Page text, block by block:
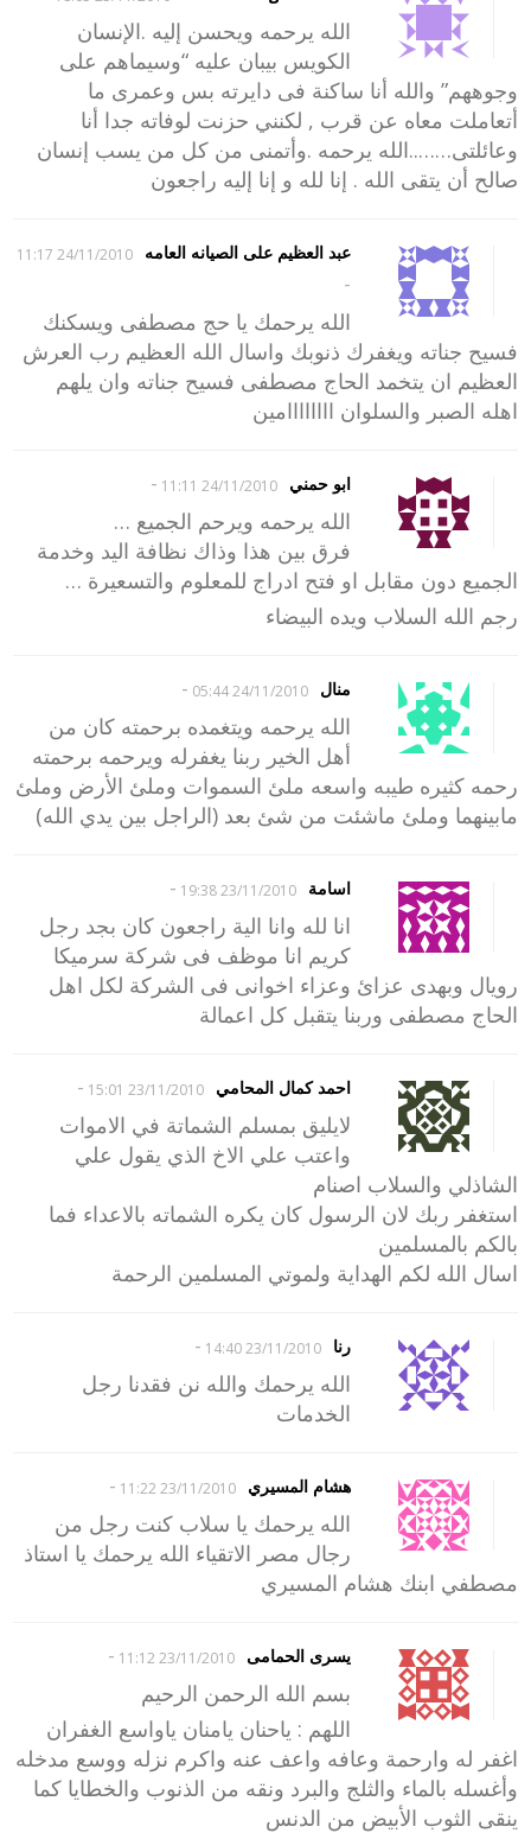
الله يرحمه ويحسن إليه .الإنسان
الكويس بيبان عليه “وسيماهم على
وجوههم” والله أنا ساكنة فى دايرته بس وعمرى ما
أتعاملت معاه عن قرب , لكنني حزنت لوفاته جدا أنا
وعائلتى……..الله يرحمه .وأتمنى من كل من يسب إنسان
صالح أن يتقى الله . إنا لله و إنا إليه راجعون
عبد العظيم على الصيانه العامه 24/11/2010 11:17
-
الله يرحمك يا حج مصطفى ويسكنك
فسيح جناته ويغفرك ذنوبك واسال الله العظيم رب العرش
العظيم ان يتخمد الحاج مصطفى فسيح جناته وان يلهم
اهله الصبر والسلوان اااااااامين
ابو حمني 24/11/2010 11:11
-
الله يرحمه ويرحم الجميع …
فرق بين هذا وذاك نظافة اليد وخدمة
الجميع دون مقابل او فتح ادراج للمعلوم والتسعيرة …
رجم الله السلاب ويده البيضاء
منال 24/11/2010 05:44
-
الله يرحمه ويتغمده برحمته كان من
أهل الخير ربنا يغفرله ويرحمه برحمته
رحمه كثيره طيبه واسعه ملئ السموات وملئ الأرض وملئ
مابينهما وملئ ماشئت من شئ بعد (الراجل بين يدي الله)
اسامة 23/11/2010 19:38
-
انا لله وانا الية راجعون كان بجد رجل
كريم انا موظف فى شركة سرميكا
رويال وبهدى عزائ وعزاء اخوانى فى الشركة لكل اهل
الحاج مصطفى وربنا يتقبل كل اعمالة
احمد كمال المحامي 23/11/2010 15:01
-
لايليق بمسلم الشماتة في الاموات
واعتب علي الاخ الذي يقول علي
الشاذلي والسلاب اصنام
استغفر ربك لان الرسول كان يكره الشماته بالاعداء فما
بالكم بالمسلمين
اسال الله لكم الهداية ولموتي المسلمين الرحمة
رنا 23/11/2010 14:40
-
الله يرحمك والله نن فقدنا رجل
الخدمات
هشام المسيري 23/11/2010 11:22
-
الله يرحمك يا سلاب كنت رجل من
رجال مصر الاتقياء الله يرحمك يا استاذ
مصطفي ابنك هشام المسيري
يسرى الحمامى 23/11/2010 11:12
-
بسم الله الرحمن الرحيم
اللهم : ياحنان يامنان ياواسع الغفران
اغفر له وارحمة وعافه واعف عنه واكرم نزله ووسع مدخله
وأغسله بالماء والثلج والبرد ونقه من الذنوب والخطايا كما
ينقى الثوب الأبيض من الدنس